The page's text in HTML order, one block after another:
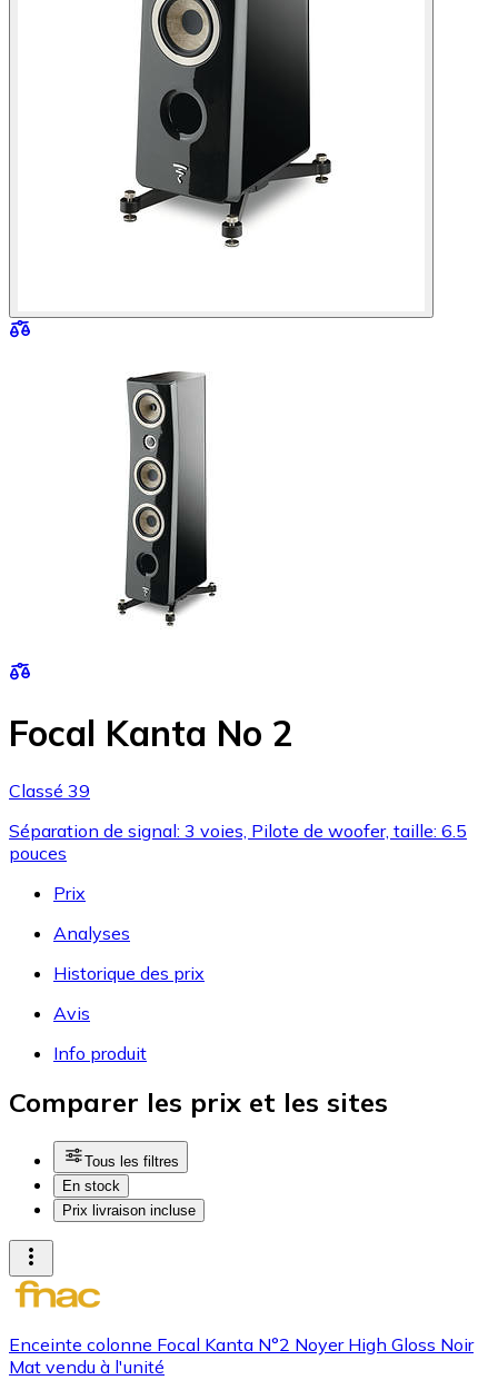
Focal Kanta No 2
Classé 39
Séparation de signal: 3 voies, Pilote de woofer, taille: 6.5
pouces
Prix
Analyses
Historique des prix
Avis
Info produit
Comparer les prix et les sites
Tous les filtres
En stock
Prix livraison incluse
Enceinte colonne Focal Kanta N°2 Noyer High Gloss Noir
Mat vendu à l'unité